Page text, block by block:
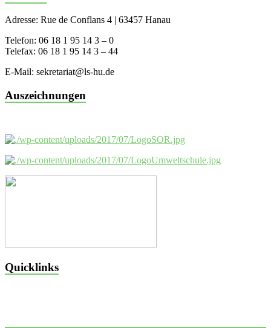
Adresse: Rue de Conflans 4 | 63457 Hanau
Telefon: 06 18 1 95 14 3 – 0
Telefax: 06 18 1 95 14 3 – 44
E-Mail: sekretariat@ls-hu.de
Auszeichnungen
Quicklinks